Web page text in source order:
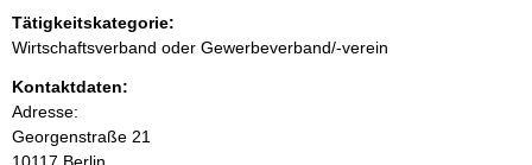
i
n
h
Tätigkeitskategorie:
Wirtschaftsverband oder Gewerbeverband/-verein
Kontaktdaten:
Adresse:
Georgenstraße 21